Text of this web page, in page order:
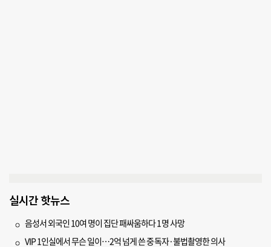
실시간 핫뉴스
음성서 외국인 10여 명이 집단 패싸움하다 1명 사망
VIP 1인실에서 무슨 일이…2억 넘게 쓴 중독자·불법촬영한 의사